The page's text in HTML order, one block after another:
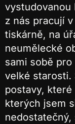
vystudovanou
z nás pracují
tiskárně, na
neumělecké
sami sobě
velké starosti.
postavy,
kterých jsem
nedostatečný,